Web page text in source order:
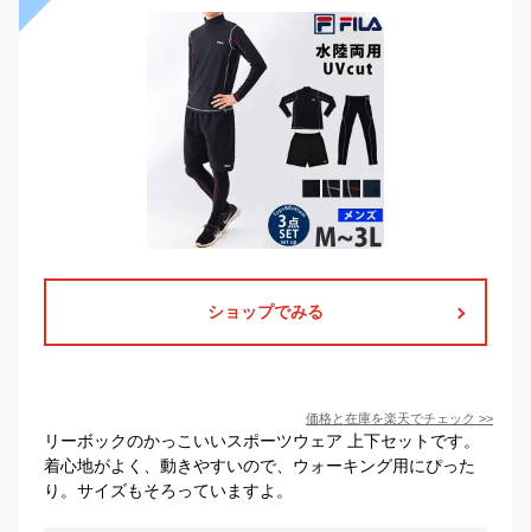
ショップでみる
価格と在庫を楽天でチェック >>
リーボックのかっこいいスポーツウェア 上下セットです。
着心地がよく、動きやすいので、ウォーキング用にぴった
り。サイズもそろっていますよ。